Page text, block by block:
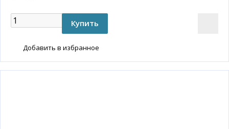
Добавить в избранное